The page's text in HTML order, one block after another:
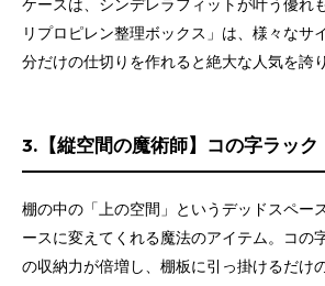
ケースは、シンデレラフィットが叶う優れ
リプロピレン整理ボックス」は、様々なサ
分だけの仕切りを作れると絶大な人気を誇
3.【縦空間の魔術師】コの字ラック
棚の中の「上の空間」というデッドスペー
ースに変えてくれる魔法のアイテム。コの
の収納力が倍増し、棚板に引っ掛けるだけ